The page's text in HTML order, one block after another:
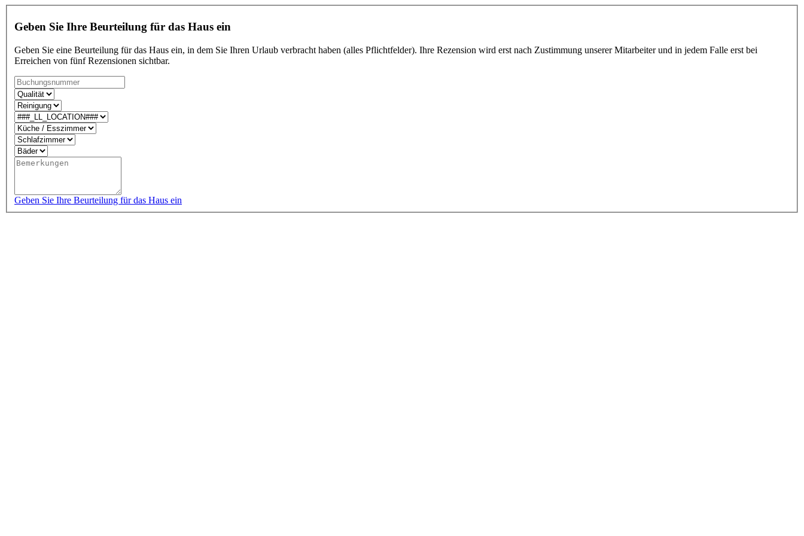
Geben Sie Ihre Beurteilung für das Haus ein
Geben Sie eine Beurteilung für das Haus ein, in dem Sie Ihren Urlaub verbracht haben (alles Pflichtfelder). Ihre Rezension wird erst nach Zustimmung unserer Mitarbeiter und in jedem Falle erst bei
Erreichen von fünf Rezensionen sichtbar.
Geben Sie Ihre Beurteilung für das Haus ein